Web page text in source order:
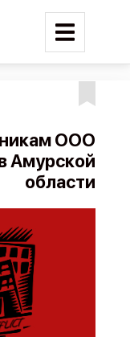
ООО
Амурской
области